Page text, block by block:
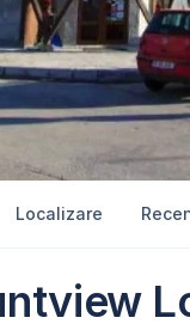
Localizare